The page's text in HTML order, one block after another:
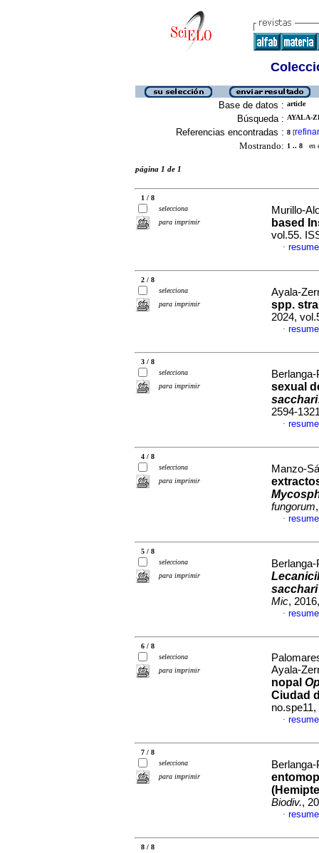
Base de datos : article
Búsqueda : AYALA-
Referencias encontradas : 8 [refinar
Mostrando: 1 .. 8 en
página 1 de 1
1 / 8
selecciona
para imprimir
Murillo-
based
vol.55.
·
2 / 8
selecciona
para imprimir
Ayala-
spp.
2024,
·
3 / 8
selecciona
para imprimir
sexual
sacchari
2594-
·
4 / 8
selecciona
para imprimir
Manzo-
fungorum
·
5 / 8
selecciona
para imprimir
sacchari
Mic,
·
6 / 8
selecciona
para imprimir
Ayala-
nopal
Ciudad
·
7 / 8
selecciona
para imprimir
Biodiv.,
·
8 / 8